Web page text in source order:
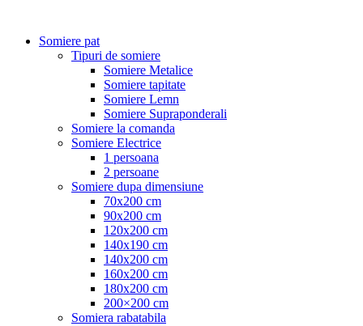
Somiere pat
Tipuri de somiere
Somiere Metalice
Somiere tapitate
Somiere Lemn
Somiere Supraponderali
Somiere la comanda
Somiere Electrice
1 persoana
2 persoane
Somiere dupa dimensiune
70x200 cm
90x200 cm
120x200 cm
140x190 cm
140x200 cm
160x200 cm
180x200 cm
200×200 cm
Somiera rabatabila